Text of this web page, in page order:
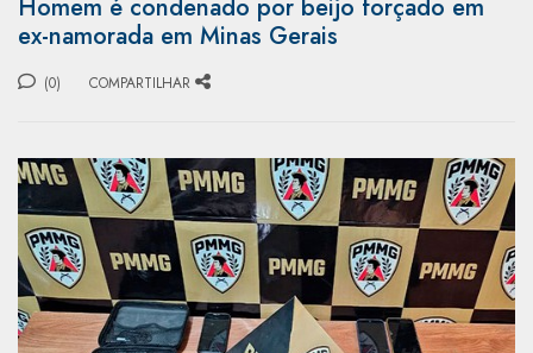
Homem é condenado por beijo forçado em
ex-namorada em Minas Gerais
(0) COMPARTILHAR